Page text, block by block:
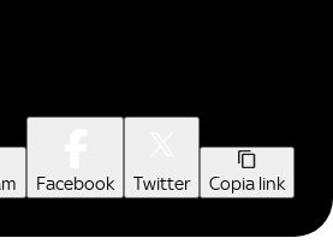
Facebook Twitter Copia link